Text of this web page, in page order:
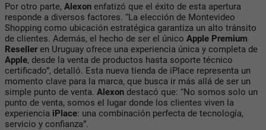
Por otro parte, Alexon enfatizó que el éxito de esta apertura
responde a diversos factores. “La elección de Montevideo
Shopping como ubicación estratégica garantiza un alto tránsito
de clientes. Además, el hecho de ser el único Apple Premium
Reselleren Uruguay ofrece una experiencia única y completa de
Apple, desde la venta de productos hasta soporte técnico
certificado”, detalló. Esta nueva tienda de iPlace representa un
momento clave para la marca, que busca ir más allá de ser un
simple punto de venta. Alexon destacó que: “No somos solo un
punto de venta, somos el lugar donde los clientes viven la
experiencia iPlace: una combinación perfecta de tecnología,
servicio y confianza”.